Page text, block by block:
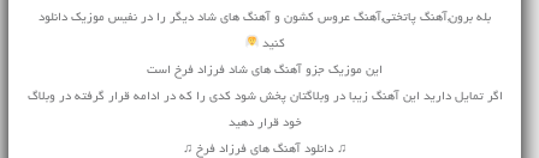
بله برون,آهنگ پاتختی,آهنگ عروس کشون و آهنگ های شاد دیگر را در نفیس موزیک دانلود
کنید
این موزیک جزو آهنگ های شاد فرزاد فرخ است
اگر تمایل دارید این آهنگ زیبا در وبلاگتان پخش شود کدی را که در ادامه قرار گرفته در وبلاگ
خود قرار دهید
♫ دانلود آهنگ های فرزاد فرخ ♫